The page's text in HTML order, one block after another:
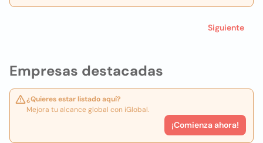
Empresas destacadas
¿Quieres estar listado aquí?
Mejora tu alcance global con iGlobal.
¡Comienza ahora!
Siguiente